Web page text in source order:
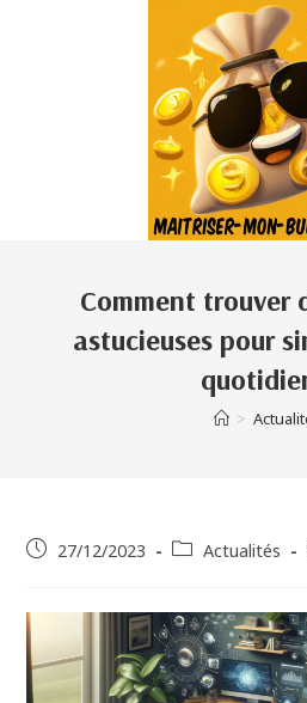
Comment trouver
astucieuses pour
>
27/12/2023 Actualités